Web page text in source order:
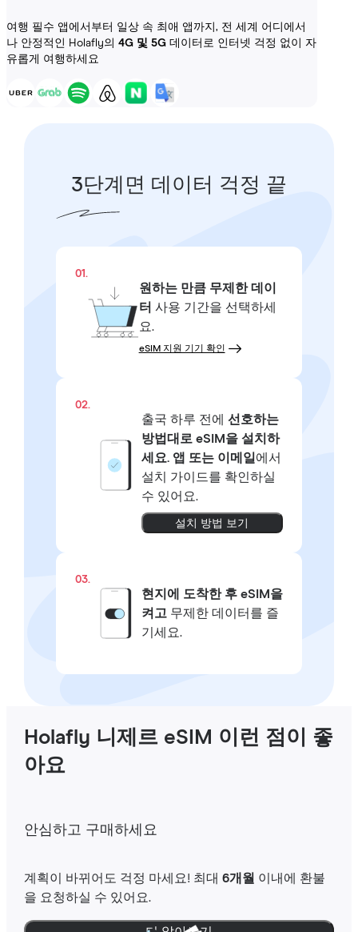
여행 필수 앱에서부터 일상 속 최애 앱까지, 전 세계 어디에서
나 안정적인 Holafly의 4G 및 5G 데이터로 인터넷 걱정 없이 자
유롭게 여행하세요
3단계면 데이터 걱정 끝
01.
원하는 만큼 무제한 데이
터 사용 기간을 선택하세
요.
eSIM 지원 기기 확인
02.
출국 하루 전에 선호하는
방법대로 eSIM을 설치하
세요. 앱 또는 이메일 에서
설치 가이드를 확인하실
수 있어요.
설치 방법 보기
03.
현지에 도착한 후 eSIM을
켜고 무제한 데이터를 즐
기세요.
Holafly 니제르 eSIM 이런 점이 좋
아요
안심하고 구매하세요
계획이 바뀌어도 걱정 마세요! 최대 6개월 이내에 환불
을 요청하실 수 있어요.